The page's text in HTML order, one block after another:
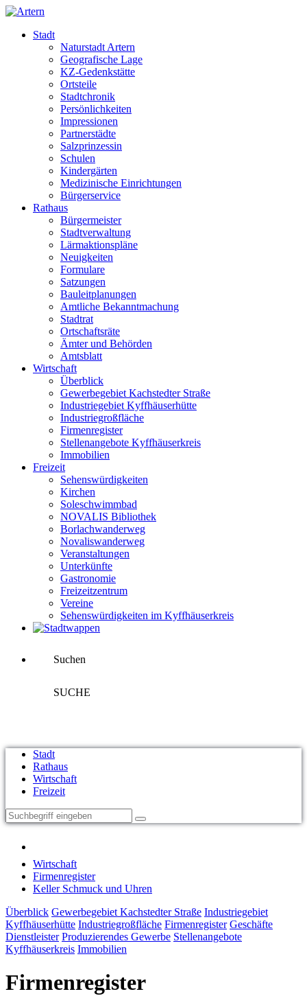
Stadt
Naturstadt Artern
Geografische Lage
KZ-Gedenkstätte
Ortsteile
Stadtchronik
Persönlichkeiten
Impressionen
Partnerstädte
Salzprinzessin
Schulen
Kindergärten
Medizinische Einrichtungen
Bürgerservice
Rathaus
Bürgermeister
Stadtverwaltung
Lärmaktionspläne
Neuigkeiten
Formulare
Satzungen
Bauleitplanungen
Amtliche Bekanntmachung
Stadtrat
Ortschaftsräte
Ämter und Behörden
Amtsblatt
Wirtschaft
Überblick
Gewerbegebiet Kachstedter Straße
Industriegebiet Kyffhäuserhütte
Industriegroßfläche
Firmenregister
Stellenangebote Kyffhäuserkreis
Immobilien
Freizeit
Sehenswürdigkeiten
Kirchen
Soleschwimmbad
NOVALIS Bibliothek
Borlachwanderweg
Novaliswanderweg
Veranstaltungen
Unterkünfte
Gastronomie
Freizeitzentrum
Vereine
Sehenswürdigkeiten im Kyffhäuserkreis
Suchen
SUCHE
Stadt
Rathaus
Wirtschaft
Freizeit
Wirtschaft
Firmenregister
Keller Schmuck und Uhren
Überblick Gewerbegebiet Kachstedter Straße Industriegebiet
Kyffhäuserhütte Industriegroßfläche Firmenregister Geschäfte
Dienstleister Produzierendes Gewerbe Stellenangebote
Kyffhäuserkreis Immobilien
Firmenregister